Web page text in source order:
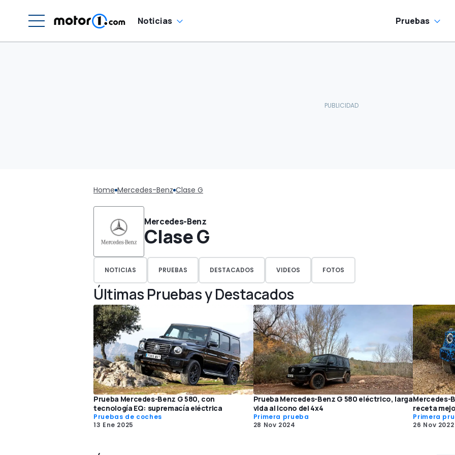
Noticias Pruebas
Home Mercedes-Benz Clase G
Mercedes-Benz
Clase G
NOTICIAS PRUEBAS DESTACADOS VIDEOS FOTOS
Últimas Pruebas y Destacados
Prueba Mercedes-Benz G 580, con
tecnología EQ: supremacía eléctrica
Pruebas de coches
13 Ene 2025
Prueba Mercedes-Benz G 580 eléctrico, larga
vida al icono del 4x4
Primera prueba
28 Nov 2024
Mercedes-
receta
Primera
26 Nov 2022